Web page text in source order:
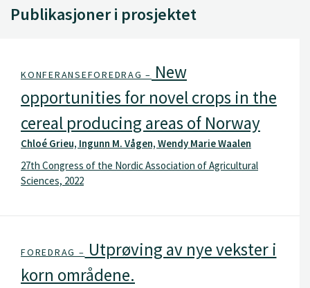
Publikasjoner i prosjektet
KONFERANSEFOREDRAG – New
opportunities for novel crops in the
cereal producing areas of Norway
Chloé Grieu, Ingunn M. Vågen, Wendy Marie Waalen
27th Congress of the Nordic Association of Agricultural
Sciences, 2022
FOREDRAG – Utprøving av nye vekster i
korn områdene.